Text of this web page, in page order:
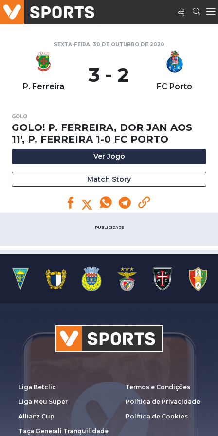
SEXTA-FEIRA, 30 DE OUTUBRO DE 2020
P. Ferreira 3 - 2 FC Porto
GOLO
GOLO! P. FERREIRA, DOR JAN AOS
11', P. FERREIRA 1-0 FC PORTO
Ver Jogo
Match Story
PUBLICIDADE
Liga Betclic
Liga Meu Super
Allianz Cup
Taça Generali Tranquilidade
Termos e Condições
Política de Privacidade
Política de Cookies